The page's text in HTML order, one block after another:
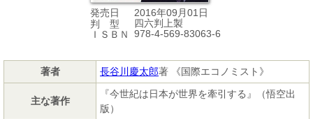
発売日
2016年09月01日
判 型
四六判上製
ＩＳＢＮ
978-4-569-83063-6
著者 長谷川慶太郎著 《国際エコノミスト》
主な著作
『今世紀は日本が世界を牽引する』（悟空出
版）